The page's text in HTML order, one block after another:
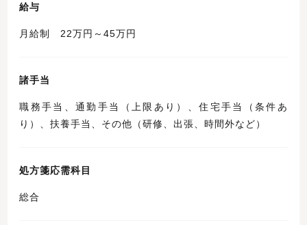
給与
月給制 22万円～45万円
諸手当
職務手当、通勤手当（上限あり）、住宅手当（条件あ
り）、扶養手当、その他（研修、出張、時間外など）
処方箋応需科目
総合